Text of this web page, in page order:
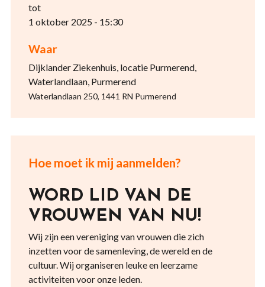
tot
1 oktober 2025 - 15:30
Waar
Dijklander Ziekenhuis, locatie Purmerend,
Waterlandlaan, Purmerend
Waterlandlaan 250, 1441 RN Purmerend
Hoe moet ik mij aanmelden?
WORD LID VAN DE
VROUWEN VAN NU!
Wij zijn een vereniging van vrouwen die zich
inzetten voor de samenleving, de wereld en de
cultuur. Wij organiseren leuke en leerzame
activiteiten voor onze leden.